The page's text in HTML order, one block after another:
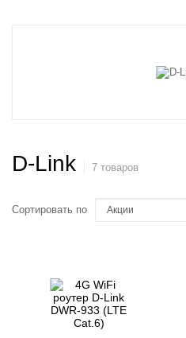
D-Link 7 товаров
Сортировать по